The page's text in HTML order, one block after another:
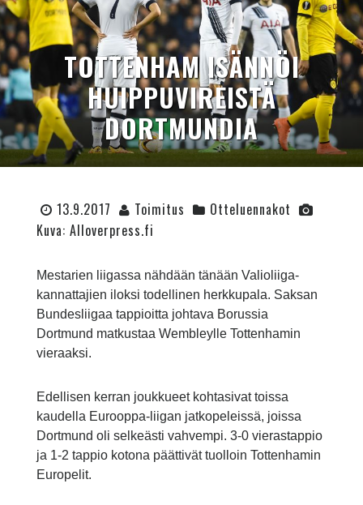
TOTTENHAM ISÄNNÖI
HUIPPUVIREISTÄ
DORTMUNDIA
13.9.2017 Toimitus
Otteluennakot
Kuva: Alloverpress.fi
Mestarien liigassa nähdään tänään Valioliiga-
kannattajien iloksi todellinen herkkupala. Saksan
Bundesliigaa tappioitta johtava Borussia
Dortmund matkustaa Wembleylle Tottenhamin
vieraaksi.
Edellisen kerran joukkueet kohtasivat toissa
kaudella Eurooppa-liigan jatkopeleissä, joissa
Dortmund oli selkeästi vahvempi. 3-0 vierastappio
ja 1-2 tappio kotona päättivät tuolloin Tottenhamin
Europelit.